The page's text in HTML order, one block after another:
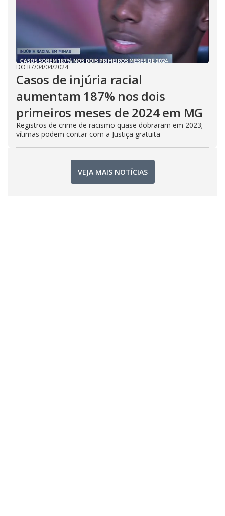
DO R7/04/04/2024
Casos de injúria racial
aumentam 187% nos dois
primeiros meses de 2024 em MG
Registros de crime de racismo quase dobraram em 2023;
vítimas podem contar com a Justiça gratuita
VEJA MAIS NOTÍCIAS